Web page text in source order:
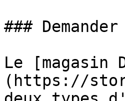
###
Le [magasin
(https://